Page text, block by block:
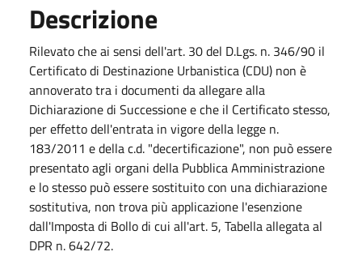
Descrizione
Rilevato che ai sensi dell'art. 30 del D.Lgs. n. 346/90 il
Certificato di Destinazione Urbanistica (CDU) non è
annoverato tra i documenti da allegare alla
Dichiarazione di Successione e che il Certificato stesso,
per effetto dell'entrata in vigore della legge n.
183/2011 e della c.d. "decertificazione", non può essere
presentato agli organi della Pubblica Amministrazione
e lo stesso può essere sostituito con una dichiarazione
sostitutiva, non trova più applicazione l'esenzione
dall'Imposta di Bollo di cui all'art. 5, Tabella allegata al
DPR n. 642/72.